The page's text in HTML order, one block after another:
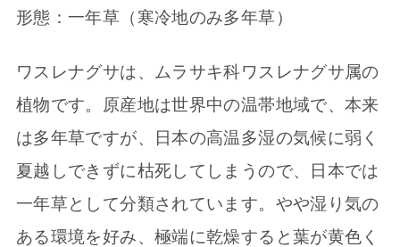
形態：一年草（寒冷地のみ多年草）
ワスレナグサは、ムラサキ科ワスレナグサ属の
植物です。原産地は世界中の温帯地域で、本来
は多年草ですが、日本の高温多湿の気候に弱く
夏越しできずに枯死してしまうので、日本では
一年草として分類されています。やや湿り気の
ある環境を好み、極端に乾燥すると葉が黄色く